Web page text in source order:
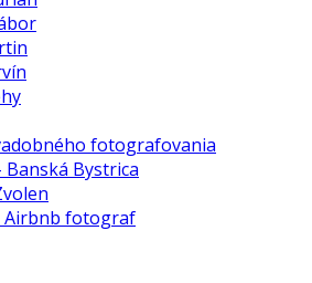
fotografovania
Bystrica
Airbnb fotograf